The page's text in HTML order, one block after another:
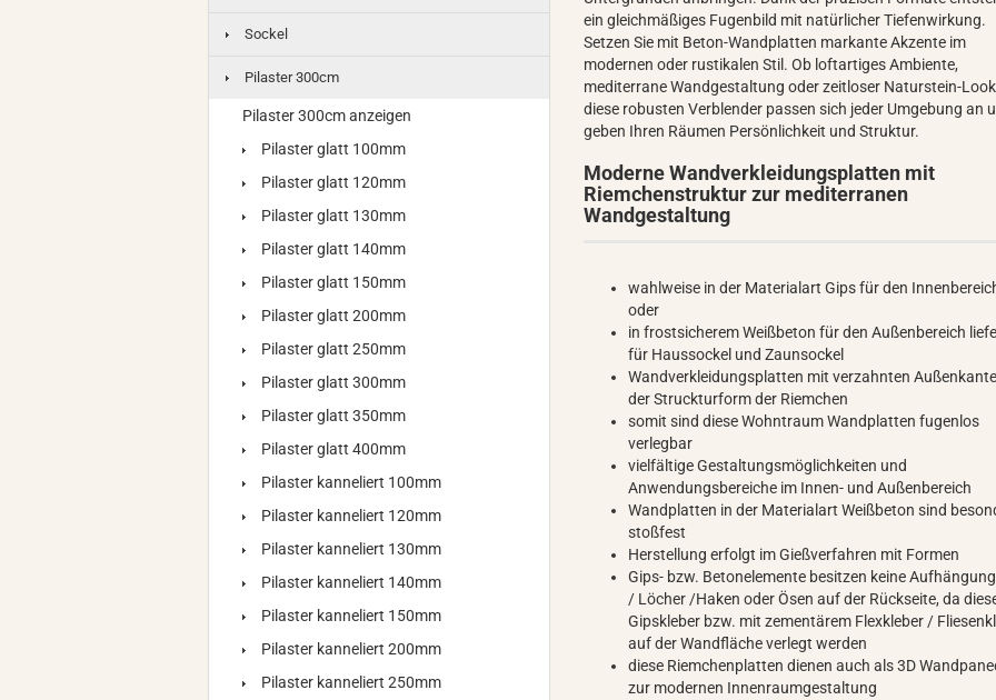
ein gleichmäßiges Fugenbild mit natürlicher Tiefenwirkung.
Setzen Sie mit Beton-Wandplatten markante Akzente im
modernen oder rustikalen Stil. Ob loftartiges Ambiente,
mediterrane Wandgestaltung oder zeitloser Naturstein-
diese robusten Verblender passen sich jeder Umgebung an
geben Ihren Räumen Persönlichkeit und Struktur.
Moderne Wandverkleidungsplatten mit
Riemchenstruktur zur mediterranen
Wandgestaltung
wahlweise in der Materialart Gips für den
oder
in frostsicherem Weißbeton für den Außenbereich
für Haussockel und Zaunsockel
Wandverkleidungsplatten mit verzahnten
der Struckturform der Riemchen
somit sind diese Wohntraum Wandplatten fugenlos
verlegbar
vielfältige Gestaltungsmöglichkeiten und
Anwendungsbereiche im Innen- und Außenbereich
Wandplatten in der Materialart Weißbeton sind
stoßfest
Herstellung erfolgt im Gießverfahren mit Formen
Gips- bzw. Betonelemente besitzen keine Aufhängung
/ Löcher /Haken oder Ösen auf der Rückseite, da
Gipskleber bzw. mit zementärem Flexkleber /
auf der Wandfläche verlegt werden
diese Riemchenplatten dienen auch als 3D
zur modernen Innenraumgestaltung
Sockel
Pilaster 300cm
Pilaster 300cm anzeigen
Pilaster glatt 100mm
Pilaster glatt 120mm
Pilaster glatt 130mm
Pilaster glatt 140mm
Pilaster glatt 150mm
Pilaster glatt 200mm
Pilaster glatt 250mm
Pilaster glatt 300mm
Pilaster glatt 350mm
Pilaster glatt 400mm
Pilaster kanneliert 100mm
Pilaster kanneliert 120mm
Pilaster kanneliert 130mm
Pilaster kanneliert 140mm
Pilaster kanneliert 150mm
Pilaster kanneliert 200mm
Pilaster kanneliert 250mm